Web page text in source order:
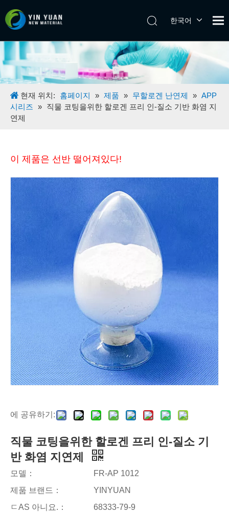
한국어
日本語
Español
English
현재 위치: 홈페이지 » 제품 » 무할로겐 난연제 » APP
시리즈 » 직물 코팅을위한 할로겐 프리 인-질소 기반 화염 지
연제
이 제품은 선반 떨어져있다!
에 공유하기:
직물 코팅을위한 할로겐 프리 인-질소 기
반 화염 지연제
모델：
FR-AP 1012
제품 브랜드：
YINYUAN
ㄷAS 아니요.：
68333-79-9